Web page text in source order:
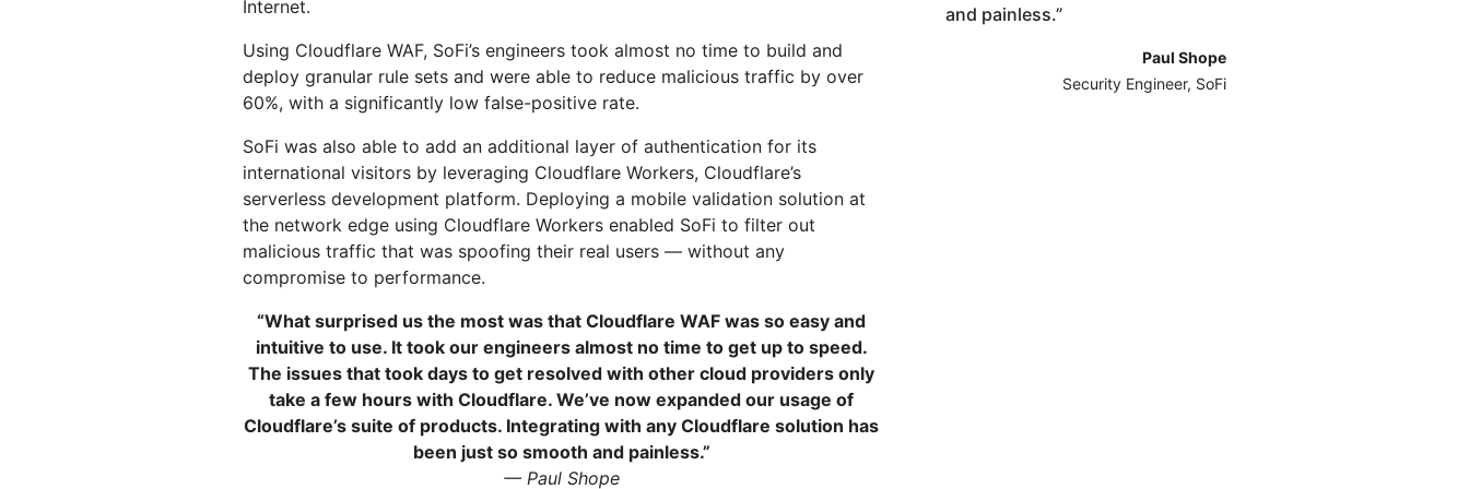
Internet.
Using Cloudflare WAF, SoFi’s engineers took almost no time to build and
deploy granular rule sets and were able to reduce malicious traffic by over
60%, with a significantly low false-positive rate.
SoFi was also able to add an additional layer of authentication for its
international visitors by leveraging Cloudflare Workers, Cloudflare’s
serverless development platform. Deploying a mobile validation solution at
the network edge using Cloudflare Workers enabled SoFi to filter out
malicious traffic that was spoofing their real users — without any
compromise to performance.
“What surprised us the most was that Cloudflare WAF was so easy and
intuitive to use. It took our engineers almost no time to get up to speed.
The issues that took days to get resolved with other cloud providers only
take a few hours with Cloudflare. We’ve now expanded our usage of
Cloudflare’s suite of products. Integrating with any Cloudflare solution has
been just so smooth and painless.”
— Paul Shope
and painless.”
Paul Shope
Security Engineer, SoFi